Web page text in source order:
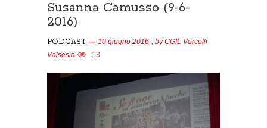
Susanna Camusso (9-6-
2016)
PODCAST 10 giugno 2016 , byCGIL Vercelli
Valsesia
13